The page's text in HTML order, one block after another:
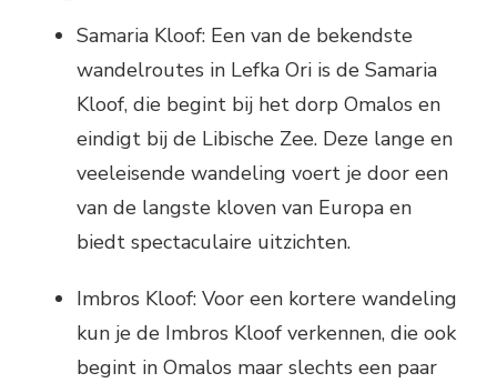
Samaria Kloof: Een van de bekendste
wandelroutes in Lefka Ori is de Samaria
Kloof, die begint bij het dorp Omalos en
eindigt bij de Libische Zee. Deze lange en
veeleisende wandeling voert je door een
van de langste kloven van Europa en
biedt spectaculaire uitzichten.
Imbros Kloof: Voor een kortere wandeling
kun je de Imbros Kloof verkennen, die ook
begint in Omalos maar slechts een paar